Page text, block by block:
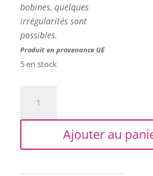
bobines, quelques
irrégularités sont
possibles.
Produit en provenance UE
5 en stock
Trapilho
-
Ajouter au